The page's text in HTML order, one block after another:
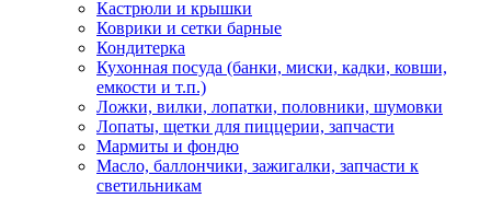
Кастрюли и крышки
Коврики и сетки барные
Кондитерка
Кухонная посуда (банки, миски, кадки, ковши,
емкости и т.п.)
Ложки, вилки, лопатки, половники, шумовки
Лопаты, щетки для пиццерии, запчасти
Мармиты и фондю
Масло, баллончики, зажигалки, запчасти к
светильникам